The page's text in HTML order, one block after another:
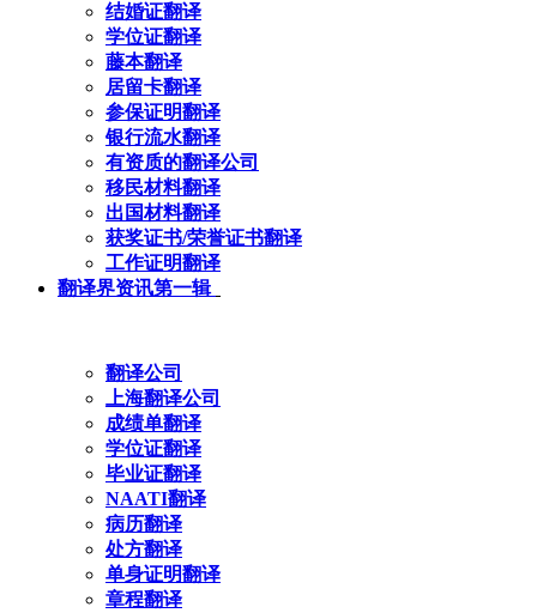
结婚证翻译
学位证翻译
藤本翻译
居留卡翻译
参保证明翻译
银行流水翻译
有资质的翻译公司
移民材料翻译
出国材料翻译
获奖证书/荣誉证书翻译
工作证明翻译
翻译界资讯第一辑
翻译公司
上海翻译公司
成绩单翻译
学位证翻译
毕业证翻译
NAATI翻译
病历翻译
处方翻译
单身证明翻译
章程翻译